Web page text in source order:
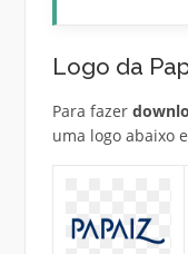
Logo da
Para fazer
uma logo abaixo